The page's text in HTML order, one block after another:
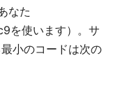
なた
を使います）。サ
小のコードは次の